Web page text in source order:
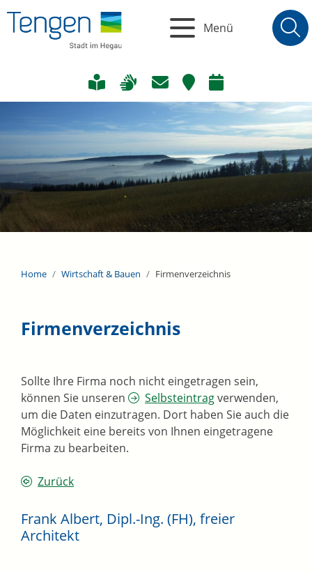
Menü
Home Wirtschaft & Bauen Firmenverzeichnis
Firmenverzeichnis
Sollte Ihre Firma noch nicht eingetragen sein,
können Sie unseren
Selbsteintragverwenden,
um die Daten einzutragen. Dort haben Sie auch die
Möglichkeit eine bereits von Ihnen eingetragene
Firma zu bearbeiten.
Zurück
Frank Albert, Dipl.-Ing. (FH), freier
Architekt